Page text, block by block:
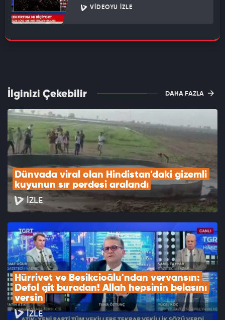
VIDEOYU İZLE
İlginizi Çekebilir DAHA FAZLA
Dünyada viral olan Hindistan'daki gizemli
kuyunun sır perdesi aralandı
İZLE
Hürriyet ve Beşikçioğlu'ndan veryansın:
Defol git buradan! Allah hepsinin belasını
versin
İZLE